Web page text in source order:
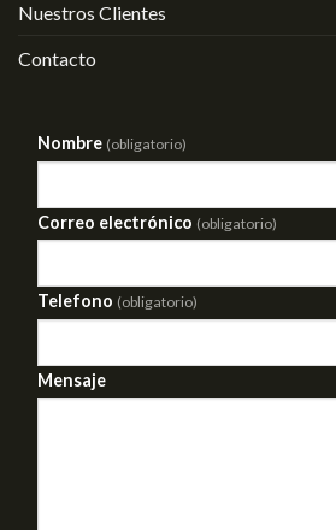
Nuestros Clientes
Contacto
Nombre (obligatorio)
Correo electrónico (obligatorio)
Telefono (obligatorio)
Mensaje